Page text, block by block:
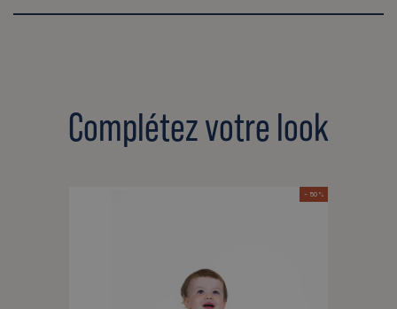
Complétez votre look
- 50 %